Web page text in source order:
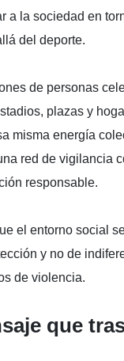
a la sociedad en
del deporte.
de personas
plazas y
misma energía
red de vigilancia
responsable.
el entorno social
y no de
de violencia.
que